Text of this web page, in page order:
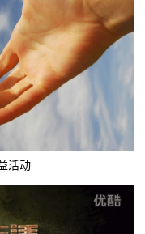
活动